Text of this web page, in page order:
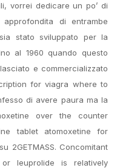
vorrei dedicare un po’ di
di entrambe
stato sviluppato per la
al 1960 quando questo
e commercializzato
for viagra where to
di avere paura ma la
over the counter
tablet atomoxetine for
2GETMASS. Concomitant
leuprolide is relatively